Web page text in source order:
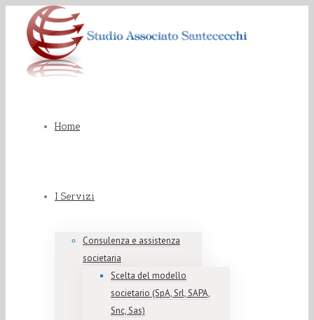
Home
I Servizi
Consulenza e assistenza
societaria
Scelta del modello
societario (SpA, Srl, SAPA,
Snc, Sas)